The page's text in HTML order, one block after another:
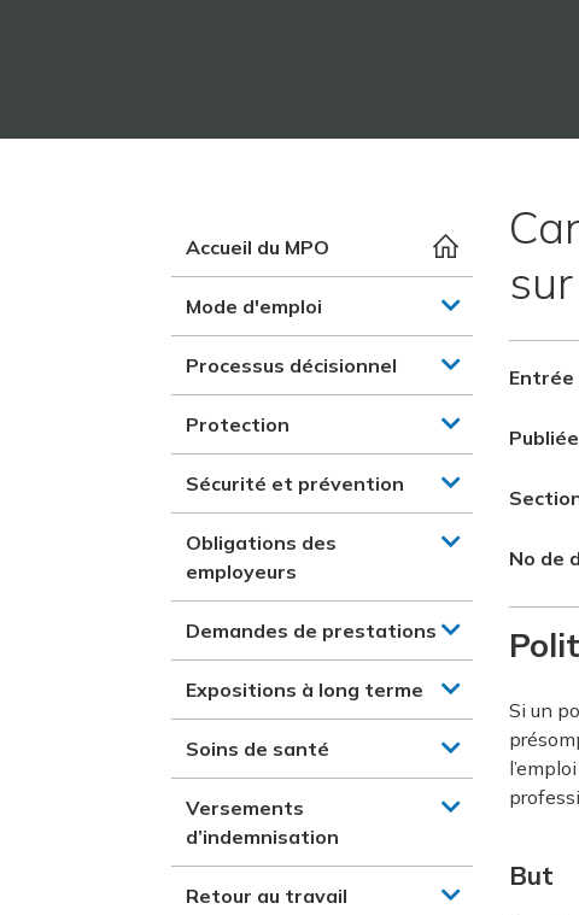
Accueil du MPO
Mode d'emploi
Processus décisionnel
Protection
Sécurité et prévention
Obligations des
employeurs
Demandes de prestations
Expositions à long terme
Soins de santé
Versements
d’indemnisation
Retour au travail
Entrée
Publiée
No de
Si un
But